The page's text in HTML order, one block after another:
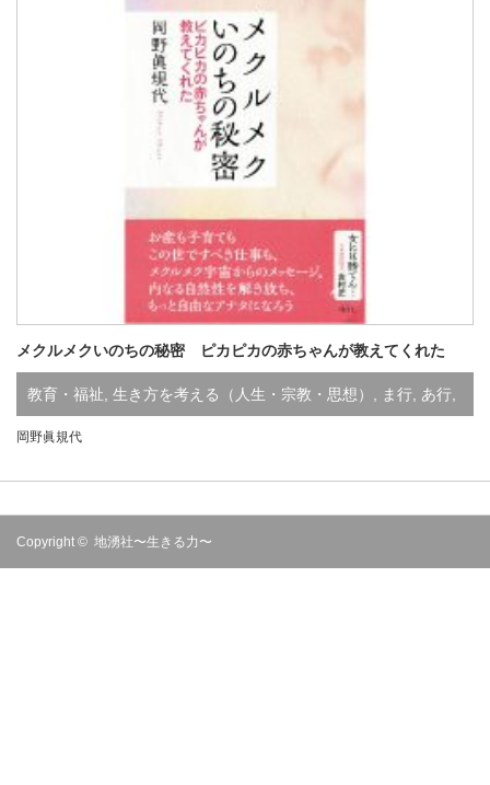
メクルメクいのちの秘密 ピカピカの赤ちゃんが教えてくれた
教育・福祉, 生き方を考える（人生・宗教・思想） , ま行, あ行,
既刊
岡野眞規代
Copyright © 地湧社〜生きる力〜